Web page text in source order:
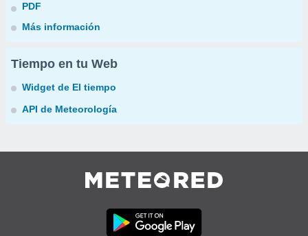
PDF
Más información
Tiempo en tu Web
Widget de El tiempo
API de Meteorología